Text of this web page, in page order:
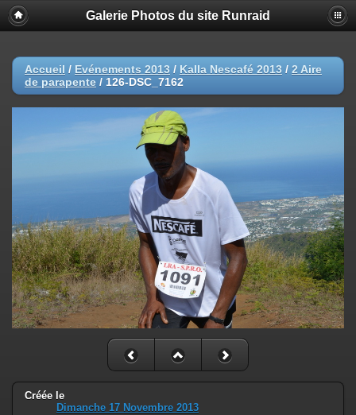
Galerie Photos du site Runraid
Accueil / Evénements 2013 / Kalla Nescafé 2013 / 2 Aire
de parapente / 126-DSC_7162
Créée le
Dimanche 17 Novembre 2013